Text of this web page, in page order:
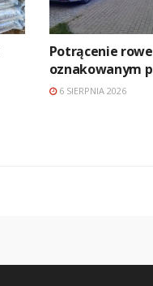
Potrącenie
oznakowanym
6 SIERPNIA 2026